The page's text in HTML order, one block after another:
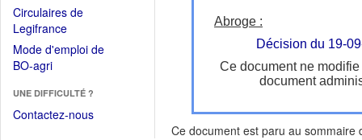
Circulaires de
Legifrance(Ouvrir
dans
une
fenêtre)
Mode d'emploi de
BO-agri(Ouvrir
une
nouvelle
UNE DIFFICULTÉ ?
Contactez-nous
Abroge :
Décision du 19-
Ce document ne
document
Ce document est paru au sommaire